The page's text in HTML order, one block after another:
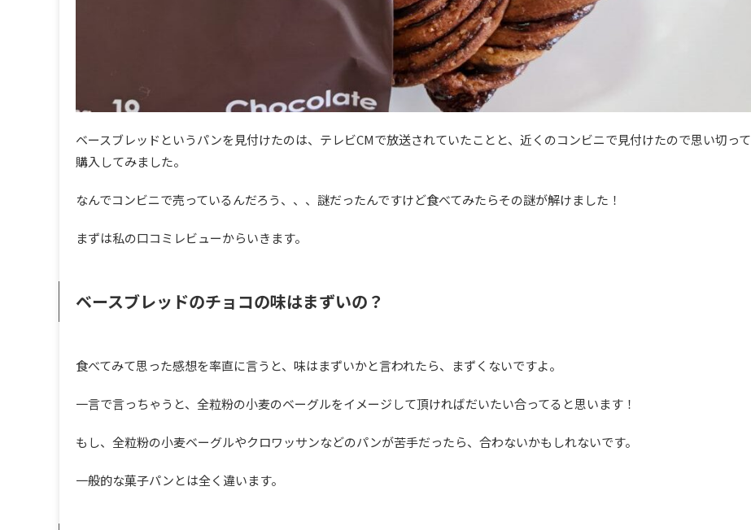
ベースブレッドというパンを見付けたのは、テレビCMで放送されていたことと、近くのコンビニで見付けたので思い切って
購入してみました。
なんでコンビニで売っているんだろう、、、謎だったんですけど食べてみたらその謎が解けました！
まずは私の口コミレビューからいきます。
ベースブレッドのチョコの味はまずいの？
食べてみて思った感想を率直に言うと、味はまずいかと言われたら、まずくないですよ。
一言で言っちゃうと、全粒粉の小麦のベーグルをイメージして頂ければだいたい合ってると思います！
もし、全粒粉の小麦ベーグルやクロワッサンなどのパンが苦手だったら、合わないかもしれないです。
一般的な菓子パンとは全く違います。